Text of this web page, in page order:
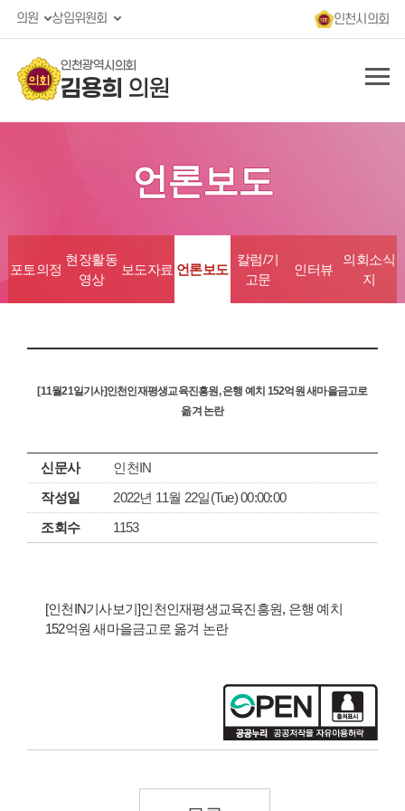
의원 상임위원회 인천시의회
인천광역시의회
김용희 의원
언론보도
포토의정
현장활동
영상
보도자료 언론보도
칼럼/기
고문
인터뷰
의회소식
지
[11월21일기사]인천인재평생교육진흥원, 은행 예치 152억원 새마을금고로
옮겨 논란
신문사
인천IN
작성일
2022년 11월 22일(Tue) 00:00:00
조회수
1153
[인천IN기사보기]인천인재평생교육진흥원, 은행 예치
152억원 새마을금고로 옮겨 논란